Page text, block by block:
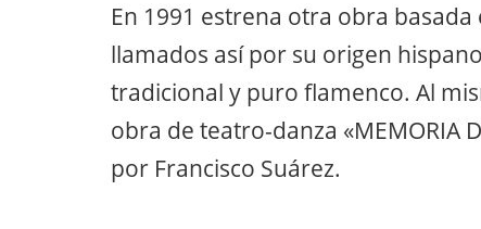
En 1991 estrena otra obra basada
llamados así por su origen
tradicional y puro flamenco. Al
obra de teatro-danza «MEMORIA
por Francisco Suárez.